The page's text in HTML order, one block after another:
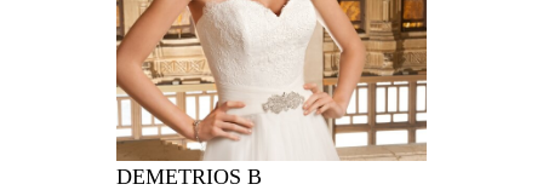
DEMETRIOS B